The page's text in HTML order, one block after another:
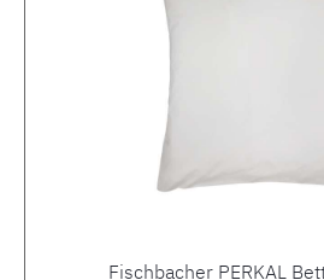
Fischbacher PERKAL